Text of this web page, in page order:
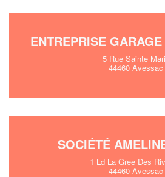
ENTREPRISE
5 Rue Sainte
44460 Avessac
SOCIÉTÉ
1 Ld La Gree Des
44460 Avessac